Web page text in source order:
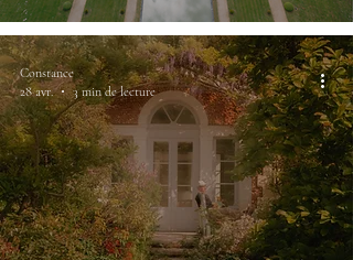
Constance
28 avr.
3 min de lecture